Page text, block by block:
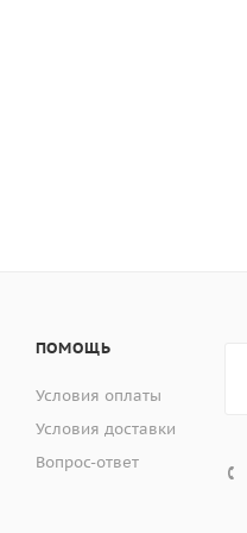
ПОМОЩЬ
Условия оплаты
Условия доставки
Вопрос-ответ